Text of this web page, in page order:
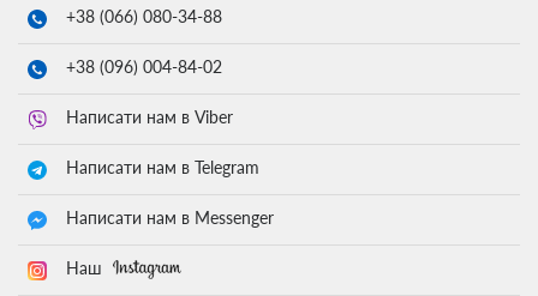
+38 (066) 080-34-88
+38 (096) 004-84-02
Написати нам в Viber
Написати нам в Telegram
Написати нам в Messenger
Наш